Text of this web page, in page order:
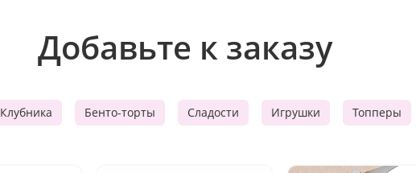
Добавьте к заказу
Клубника Бенто-торты Сладости Игрушки Топперы